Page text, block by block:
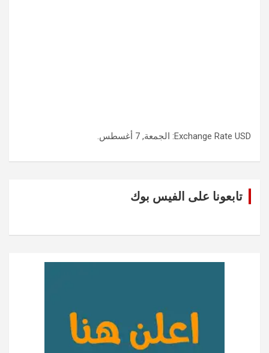
Exchange Rate USD : الجمعة, 7 أغسطس.
تابعونا على الفيس بوك